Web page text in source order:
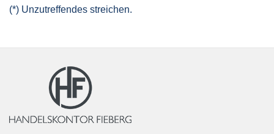
(*) Unzutreffendes streichen.